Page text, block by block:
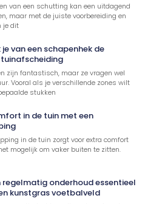
van een schutting kan een uitdagend
maar met de juiste voorbereiding en
je dit
van een schapenhek de
zijn fantastisch, maar ze vragen wel
Vooral als je verschillende zones wilt
stukken
in de tuin met een
in de tuin zorgt voor extra comfort
mogelijk om vaker buiten te zitten.
regelmatig onderhoud essentieel
kunstgras voetbalveld